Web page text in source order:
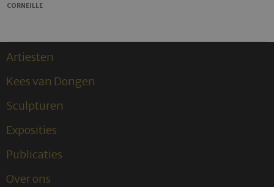
CORNEILLE
Artiesten
Kees van Dongen
Sculpturen
Exposities
Publicaties
Over ons